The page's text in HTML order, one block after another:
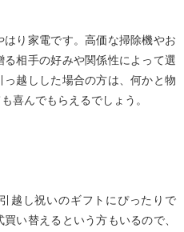
り家電です。高価な掃除機やお
相手の好みや関係性によって選
越しした場合の方は、何かと物
喜んでもらえるでしょう。
越し祝いのギフトにぴったりで
い替えるという方もいるので、